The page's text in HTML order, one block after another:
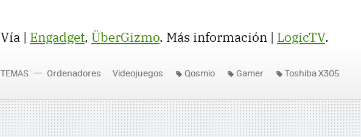
Vía | Engadget, ÜberGizmo. Más información | LogicTV.
TEMAS Ordenadores Videojuegos Qosmio Gamer Toshiba X305